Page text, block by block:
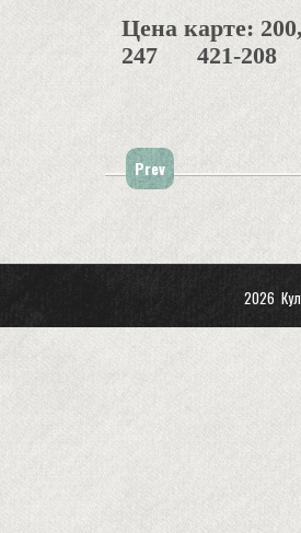
Цена карте:
247 421-208
Prev
2026